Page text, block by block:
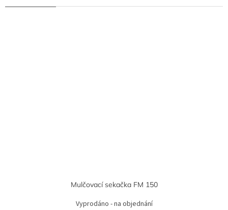
Mulčovací sekačka FM 150
Vyprodáno - na objednání